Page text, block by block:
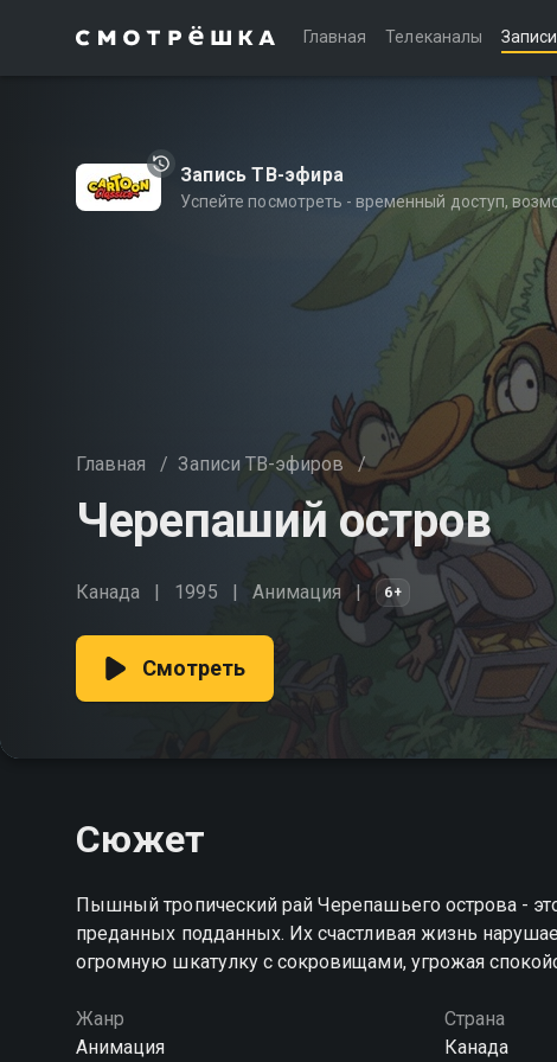
Главная Телеканалы
Запись ТВ-эфира
Успейте посмотреть - временный доступ,
Главная / Записи ТВ-эфиров /
Черепаший остров
Канада 1995 Анимация 6+
Смотреть
Сюжет
Пышный тропический рай Черепашьего острова -
преданных подданных. Их счастливая жизнь
огромную шкатулку с сокровищами, угрожая
Жанр
Анимация
Страна
Канада